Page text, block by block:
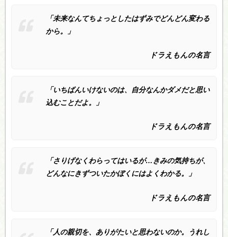
「未来なんてちょっとしたはずみでどんどん変わる
から。」
ドラえもんの名言
「いちばんいけないのは、自分なんかダメだと思い
込むことだよ。」
ドラえもんの名言
「さりげなくわらってはいるが…きみの気持ちが、
どんなにきずついたかぼくにはよくわかる。」
ドラえもんの名言
「人の親切を、ありがたいと思わないのか。うれし